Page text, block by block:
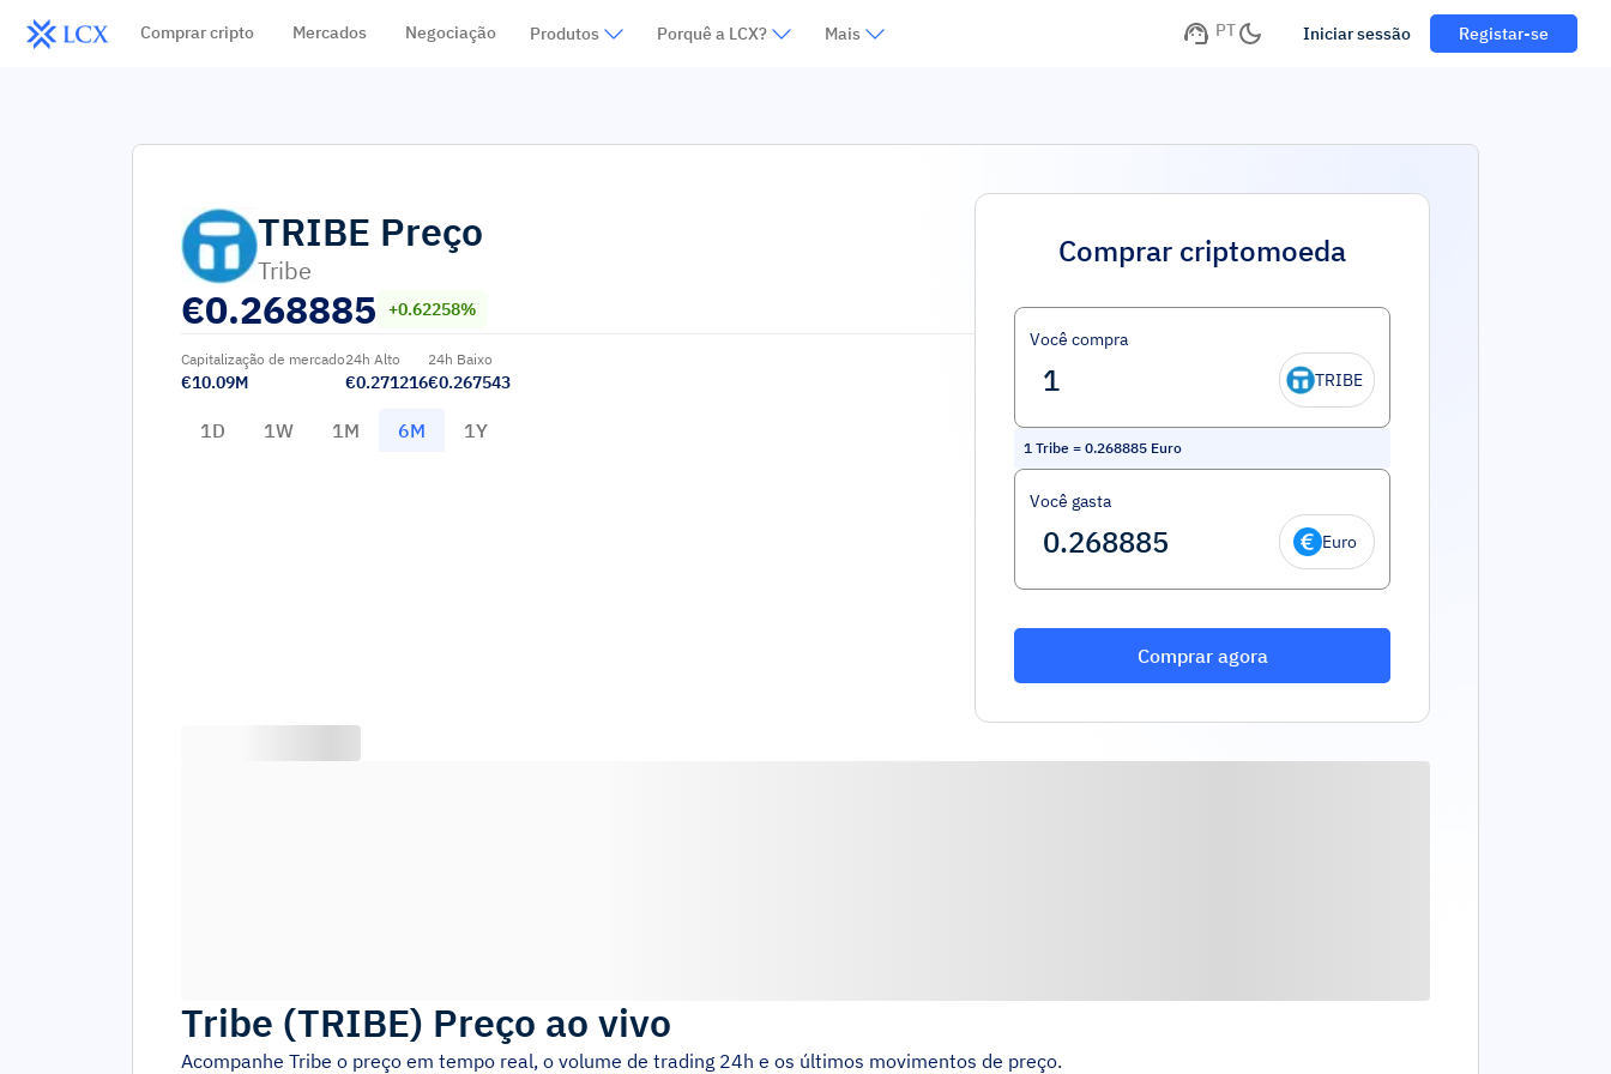
Comprar cripto Mercados Negociação Produtos Porquê a LCX? Mais PT Iniciar sessão Registar-se
TRIBE Preço
Tribe
€0.268885 +0.62258%
Capitalização de mercado
€10.09M
24h Alto
€0.271216
24h Baixo
€0.267543
1D 1W 1M 6M 1Y
Comprar criptomoeda
Você compra
TRIBE
1 Tribe = 0.268885 Euro
Você gasta
Euro
Comprar agora
Tribe (TRIBE) Preço ao vivo
Acompanhe Tribe o preço em tempo real, o volume de trading 24h e os últimos movimentos de preço.